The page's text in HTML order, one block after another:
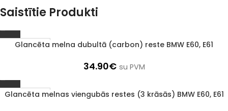
Saistītie Produkti
1–3 D. D.
Glancēta melna dubultā (carbon) reste BMW E60, E61
34.90€ su PVM
1–3 D. D.
Glancēta melnas viengubās restes (3 krāsās) BMW E60, E61